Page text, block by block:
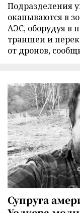
Подразделения
окапываются в
АЭС, оборудуя в
траншеи и
от дронов,
Супруга